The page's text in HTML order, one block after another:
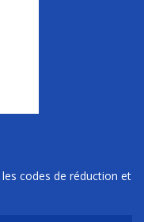
codes de réduction et